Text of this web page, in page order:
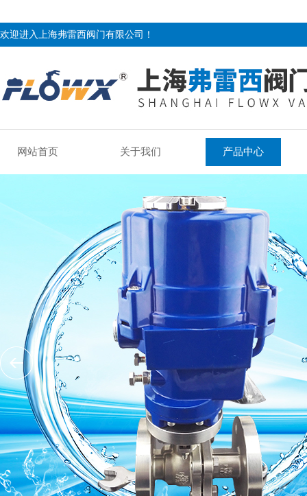
欢迎进入上海弗雷西阀门有限公司！
网站首页 关于我们 产品中心